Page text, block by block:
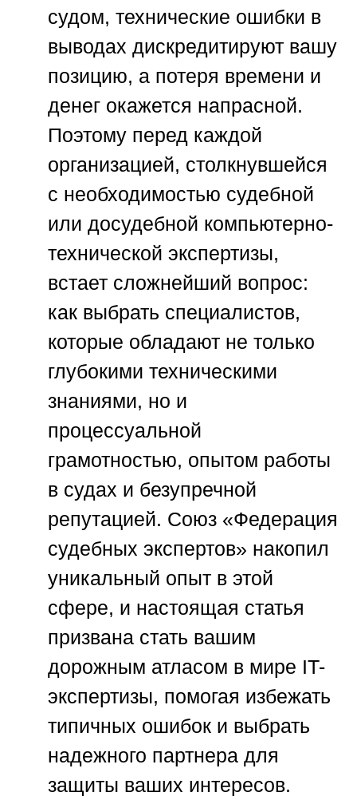
судом, технические ошибки в
выводах дискредитируют вашу
позицию, а потеря времени и
денег окажется напрасной.
Поэтому перед каждой
организацией, столкнувшейся
с необходимостью судебной
или досудебной компьютерно-
технической экспертизы,
встает сложнейший вопрос:
как выбрать специалистов,
которые обладают не только
глубокими техническими
знаниями, но и
процессуальной
грамотностью, опытом работы
в судах и безупречной
репутацией. Союз «Федерация
судебных экспертов» накопил
уникальный опыт в этой
сфере, и настоящая статья
призвана стать вашим
дорожным атласом в мире IT-
экспертизы, помогая избежать
типичных ошибок и выбрать
надежного партнера для
защиты ваших интересов.